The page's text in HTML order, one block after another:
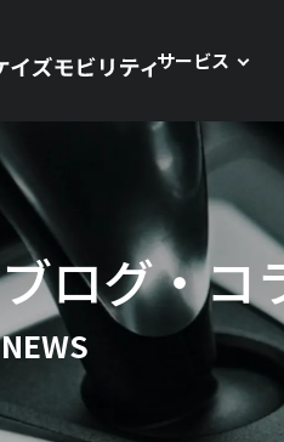
サービス
ブログ・コ
NEWS